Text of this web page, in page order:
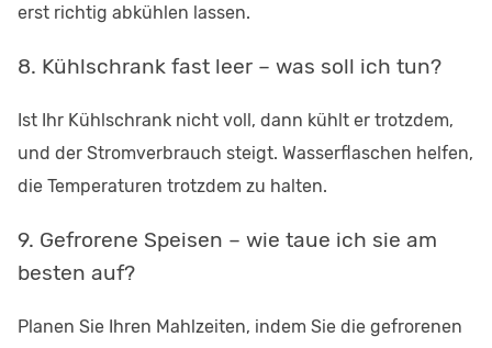
erst richtig abkühlen lassen.
8. Kühlschrank fast leer – was soll ich tun?
Ist Ihr Kühlschrank nicht voll, dann kühlt er trotzdem,
und der Stromverbrauch steigt. Wasserflaschen helfen,
die Temperaturen trotzdem zu halten.
9. Gefrorene Speisen – wie taue ich sie am
besten auf?
Planen Sie Ihren Mahlzeiten, indem Sie die gefrorenen